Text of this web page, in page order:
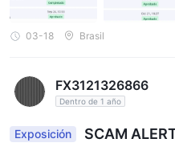
03-18 Brasil
FX3121326866
Dentro de 1 año
Exposición SCAM